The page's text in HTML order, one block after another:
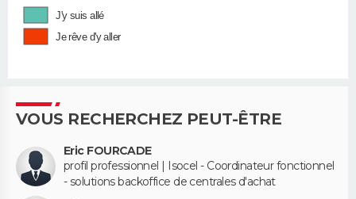
J'y suis allé
Je rêve d'y aller
VOUS RECHERCHEZ PEUT-ÊTRE
Eric FOURCADE
profil professionnel | Isocel - Coordinateur fonctionnel
- solutions backoffice de centrales d'achat